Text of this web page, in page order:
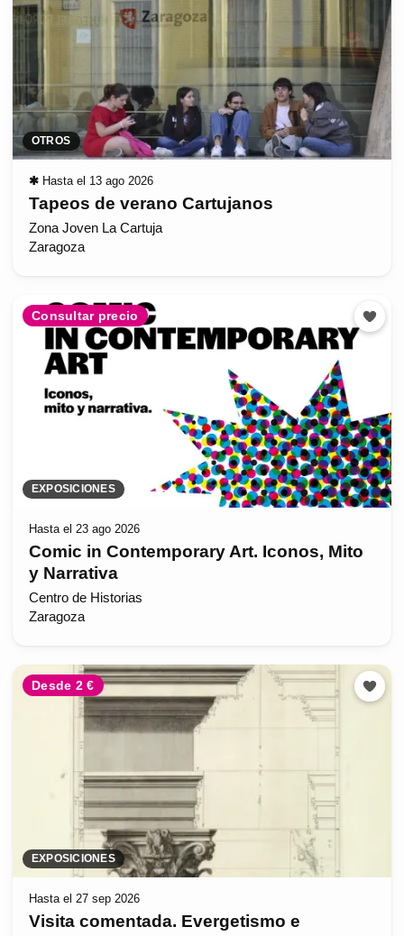
OTROS
✱ Hasta el 13 ago 2026
Tapeos de verano Cartujanos
Zona Joven La Cartuja
Zaragoza
Consultar precio
EXPOSICIONES
Hasta el 23 ago 2026
Comic in Contemporary Art. Iconos, Mito
y Narrativa
Centro de Historias
Zaragoza
Desde 2 €
EXPOSICIONES
Hasta el 27 sep 2026
Visita comentada. Evergetismo e